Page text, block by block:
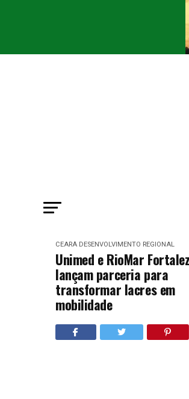
CEARÁ DESENVOLVIMENTO REGIONAL
Unimed e RioMar
lançam parceria para
transformar lacres em
mobilidade